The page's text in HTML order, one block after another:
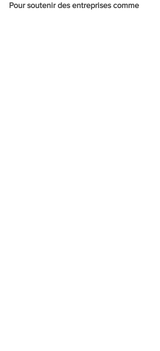
Pour soutenir des entreprises comme